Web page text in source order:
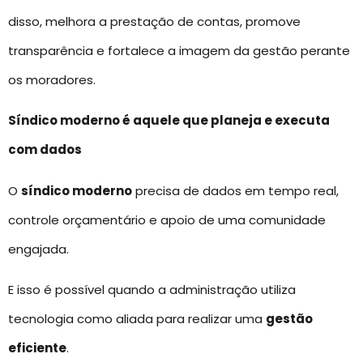
disso, melhora a prestação de contas, promove
transparência e fortalece a imagem da gestão perante
os moradores.
Síndico moderno é aquele que planeja e executa
com dados
O síndico modernoprecisa de dados em tempo real,
controle orçamentário e apoio de uma comunidade
engajada.
E isso é possível quando a administração utiliza
tecnologia como aliada para realizar uma gestão
eficiente.